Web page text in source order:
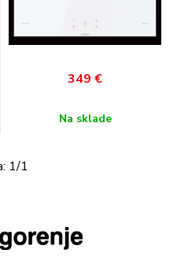
349 €
Na sklade
1/1